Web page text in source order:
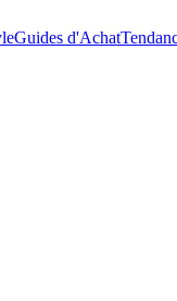
Guides d'Achat